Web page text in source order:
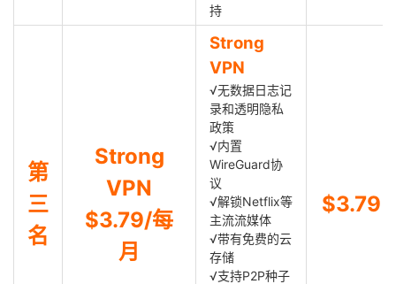
持
第
三
名
Strong
VPN
$3.79/每
月
Strong
VPN
√无数据日志记
录和透明隐私
政策
√内置
WireGuard协
议
√解锁Netflix等
主流流媒体
√带有免费的云
存储
√支持P2P种子
$3.79